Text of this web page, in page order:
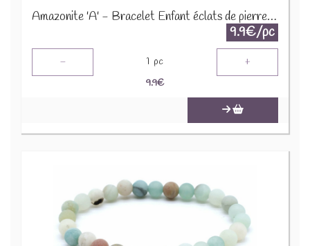
Amazonite 'A' - Bracelet Enfant éclats de pierres BRC-AMZX
9.9€/pc
- 1 pc +
9.9€